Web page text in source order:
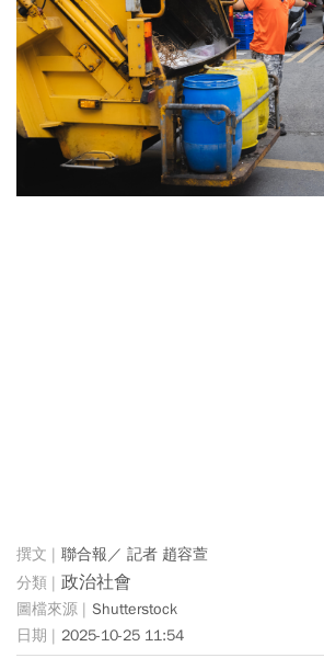
聯合報／ 記者 趙容萱
政治社會
Shutterstock
2025-10-25 11:54